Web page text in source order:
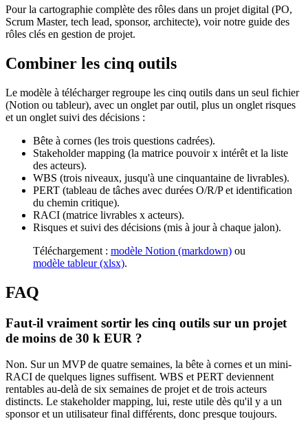
Pour la cartographie complète des rôles dans un projet digital (PO,
Scrum Master, tech lead, sponsor, architecte), voir notre guide des
rôles clés en gestion de projet.
Combiner les cinq outils
Le modèle à télécharger regroupe les cinq outils dans un seul fichier
(Notion ou tableur), avec un onglet par outil, plus un onglet risques
et un onglet suivi des décisions :
Bête à cornes (les trois questions cadrées).
Stakeholder mapping (la matrice pouvoir x intérêt et la liste
des acteurs).
WBS (trois niveaux, jusqu'à une cinquantaine de livrables).
PERT (tableau de tâches avec durées O/R/P et identification
du chemin critique).
RACI (matrice livrables x acteurs).
Risques et suivi des décisions (mis à jour à chaque jalon).
Téléchargement : modèle Notion (markdown) ou
modèle tableur (xlsx).
FAQ
Faut-il vraiment sortir les cinq outils sur un projet
de moins de 30 k EUR ?
Non. Sur un MVP de quatre semaines, la bête à cornes et un mini-
RACI de quelques lignes suffisent. WBS et PERT deviennent
rentables au-delà de six semaines de projet et de trois acteurs
distincts. Le stakeholder mapping, lui, reste utile dès qu'il y a un
sponsor et un utilisateur final différents, donc presque toujours.